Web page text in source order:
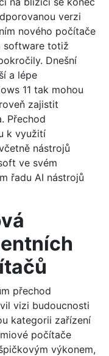
verzi
nového počítače
software totiž
Dnešní
a lépe
11 tak mohou
zajistit
Přechod
k využití
nástrojů
ve svém
řadu AI nástrojů
přechod
vizi budoucnosti
kategorii zařízení
počítače
výkonem,